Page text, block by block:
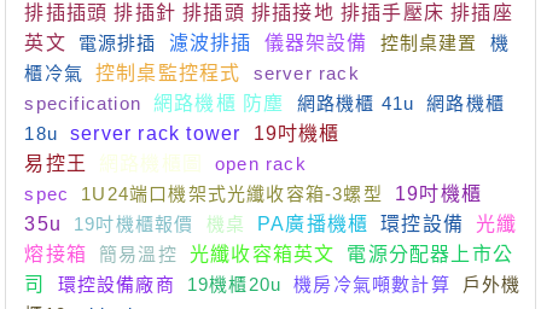
排插插頭 排插針 排插頭 排插接地 排插手壓床 排插座
英文
電源排插 濾波排插 儀器架設備 控制桌建置
機
櫃冷氣
控制桌監控程式
server rack
specification
網路機櫃 防塵 網路機櫃 41u
網路機櫃
18u
server rack tower
19吋機櫃
易控王
網路機櫃圖
open rack
spec
1U24端口機架式光纖收容箱-3螺型
19吋機櫃
35u
19吋機櫃報價 機桌 PA廣播機櫃 環控設備
光纖
熔接箱
簡易溫控 光纖收容箱英文
電源分配器上市公
司
環控設備廠商 19機櫃20u 機房冷氣噸數計算
戶外機